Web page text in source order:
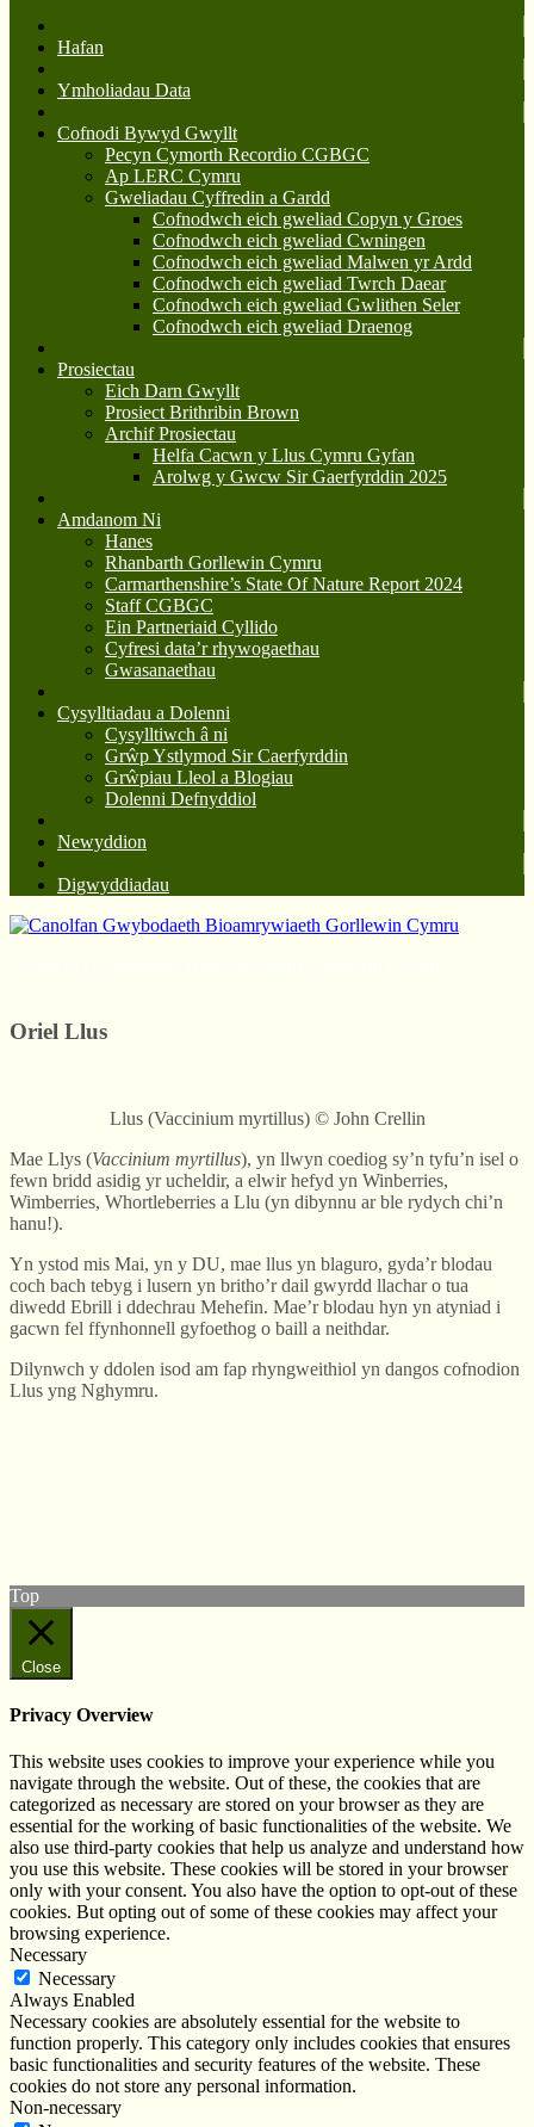
Hafan
Ymholiadau Data
Cofnodi Bywyd Gwyllt
Pecyn Cymorth Recordio CGBGC
Ap LERC Cymru
Gweliadau Cyffredin a Gardd
Cofnodwch eich gweliad Copyn y Groes
Cofnodwch eich gweliad Cwningen
Cofnodwch eich gweliad Malwen yr Ardd
Cofnodwch eich gweliad Twrch Daear
Cofnodwch eich gweliad Gwlithen Seler
Cofnodwch eich gweliad Draenog
Prosiectau
Eich Darn Gwyllt
Prosiect Brithribin Brown
Archif Prosiectau
Helfa Cacwn y Llus Cymru Gyfan
Arolwg y Gwcw Sir Gaerfyrddin 2025
Amdanom Ni
Hanes
Rhanbarth Gorllewin Cymru
Carmarthenshire’s State Of Nature Report 2024
Staff CGBGC
Ein Partneriaid Cyllido
Cyfresi data’r rhywogaethau
Gwasanaethau
Cysylltiadau a Dolenni
Cysylltiwch â ni
Grŵp Ystlymod Sir Caerfyrddin
Grŵpiau Lleol a Blogiau
Dolenni Defnyddiol
Newyddion
Digwyddiadau
Oriel Llus
Llus (Vaccinium myrtillus) © John Crellin
Mae Llys (Vaccinium myrtillus), yn llwyn coediog sy’n tyfu’n isel o
fewn bridd asidig yr ucheldir, a elwir hefyd yn Winberries,
Wimberries, Whortleberries a Llu (yn dibynnu ar ble rydych chi’n
hanu!).
Yn ystod mis Mai, yn y DU, mae llus yn blaguro, gyda’r blodau
coch bach tebyg i lusern yn britho’r dail gwyrdd llachar o tua
diwedd Ebrill i ddechrau Mehefin. Mae’r blodau hyn yn atyniad i
gacwn fel ffynhonnell gyfoethog o baill a neithdar.
Dilynwch y ddolen isod am fap rhyngweithiol yn dangos cofnodion
Llus yng Nghymru.
Top
Close
Privacy Overview
This website uses cookies to improve your experience while you
navigate through the website. Out of these, the cookies that are
categorized as necessary are stored on your browser as they are
essential for the working of basic functionalities of the website. We
also use third-party cookies that help us analyze and understand how
you use this website. These cookies will be stored in your browser
only with your consent. You also have the option to opt-out of these
cookies. But opting out of some of these cookies may affect your
browsing experience.
Necessary
Necessary
Always Enabled
Necessary cookies are absolutely essential for the website to
function properly. This category only includes cookies that ensures
basic functionalities and security features of the website. These
cookies do not store any personal information.
Non-necessary